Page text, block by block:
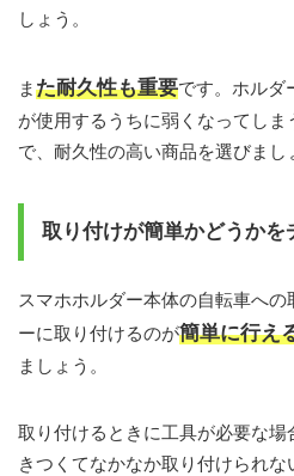
しょう。
また耐久性も重要です。ホルダ
が使用するうちに弱くなってし
で、耐久性の高い商品を選びまし
取り付けが簡単かどうかを
スマホホルダー本体の自転車へ
ーに取り付けるのが簡単に行え
ましょう。
取り付けるときに工具が必要な
きつくてなかなか取り付けられ